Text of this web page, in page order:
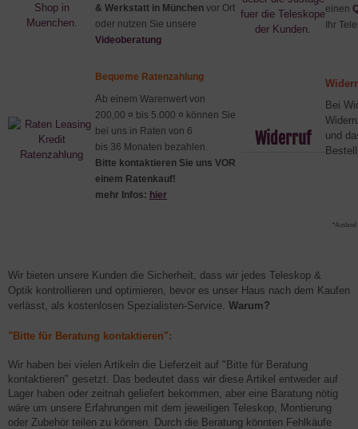
& Werkstatt in München vor Ort
oder nutzen Sie unsere
Videoberatung
einen
Ihr
Bequeme Ratenzahlung
Ab einem Warenwert von
200,00 ¤ bis 5.000 ¤ können Sie
bei uns in Raten von 6
bis 36 Monaten bezahlen.
Bitte kontaktieren Sie uns VOR
einem Ratenkauf!
mehr Infos: hier
Widerruf
Bei
und
* Ausland
Wir bieten unsere Kunden die Sicherheit, dass wir jedes Teleskop &
Optik kontrollieren und optimieren, bevor es unser Haus nach dem Kaufen
verlässt, als kostenlosen Spezialisten-Service. Warum?
"Bitte für Beratung kontaktieren":
Wir haben bei vielen Artikeln die Lieferzeit auf "Bitte für Beratung
kontaktieren" gesetzt. Das bedeutet dass wir diese Artikel entweder auf
Lager haben oder zeitnah geliefert bekommen, aber eine Baratung nötig
wäre um unsere Erfahrungen mit dem jeweiligen Teleskop, Montierung
oder Zubehör teilen zu können. Durch die Beratung könnten Fehlkäufe